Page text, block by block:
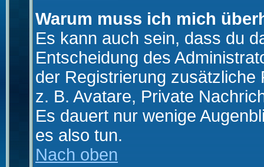
Warum muss ich mich
Es kann auch sein, dass du
Entscheidung des
der Registrierung
z. B. Avatare, Private
Es dauert nur wenige
es also tun.
Nach oben